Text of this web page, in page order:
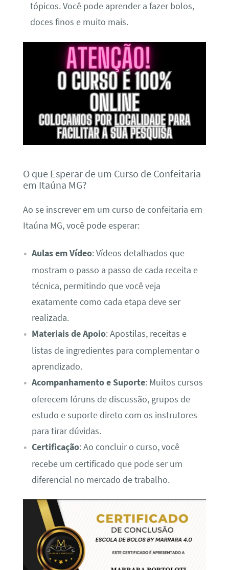
tópicos. Você pode aprender a fazer bolos,
doces finos e muito mais.
O que Esperar de um Curso de Confeitaria
em Itaúna MG?
Ao se inscrever em um curso de confeitaria em
Itaúna MG, você pode esperar:
Aulas em Vídeo: Vídeos detalhados que
mostram o passo a passo de cada receita e
técnica, permitindo que você veja
exatamente como cada etapa deve ser
realizada.
Materiais de Apoio: Apostilas, receitas e
listas de ingredientes para complementar o
aprendizado.
Acompanhamento e Suporte: Muitos cursos
oferecem fóruns de discussão, grupos de
estudo e suporte direto com os instrutores
para tirar dúvidas.
Certificação: Ao concluir o curso, você
recebe um certificado que pode ser um
diferencial no mercado de trabalho.